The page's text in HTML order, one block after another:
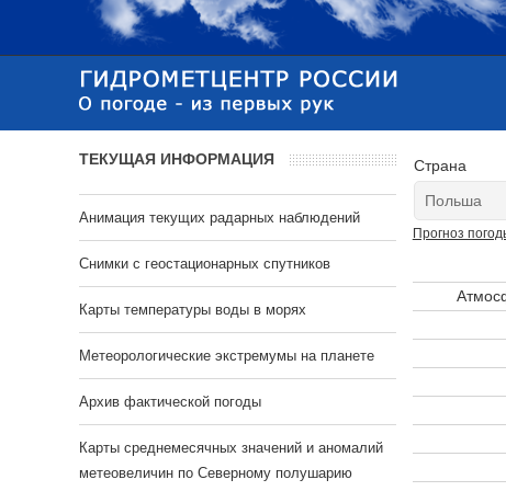
Страна
Прогноз
ТЕКУЩАЯ ИНФОРМАЦИЯ
Анимация текущих радарных наблюдений
Cнимки с геостационарных спутников
Карты температуры воды в морях
Метеорологические экстремумы на планете
Архив фактической погоды
Карты среднемесячных значений и аномалий
метеовеличин по Северному полушарию